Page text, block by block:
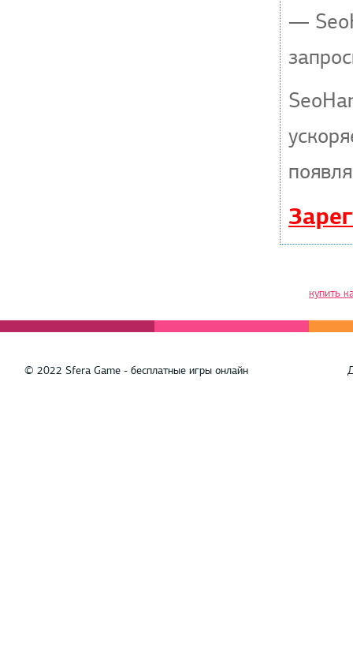
—
купить
© 2022 Sfera Game - бесплатные игры онлайн